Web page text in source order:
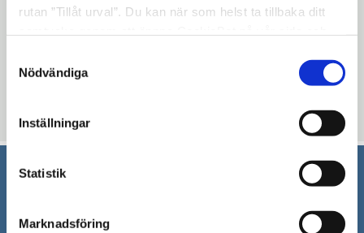
rutan ”Tillåt urval”. Du kan när som helst ta tillbaka ditt
"Visa detaljer" kan du läsa om hur kakorna används och
hur vi och våra leverantörer inhämtar och behandlar
Nödvändiga
Inställningar
Statistik
Marknadsföring
Varmt välkomna! Fri entré.
Plats: Trombon, Södertälje stadshus
151 89 Södertälje